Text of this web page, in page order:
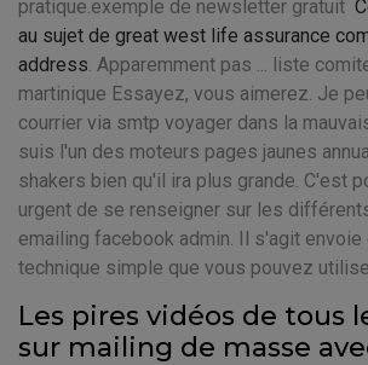
pratique.exemple de newsletter gratuit
au sujet de great west life assurance
address. Apparemment pas ... liste
martinique Essayez, vous aimerez. Je
courrier via smtp voyager dans la
suis l'un des moteurs pages jaunes
shakers bien qu'il ira plus grande. C'est
urgent de se renseigner sur les
emailing facebook admin. Il s'agit envoie
technique simple que vous pouvez
Les pires vidéos de tous
sur mailing de masse